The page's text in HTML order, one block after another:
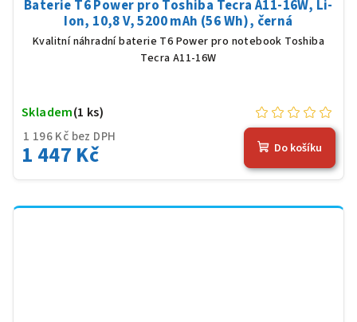
Baterie T6 Power pro Toshiba Tecra A11-16W, Li-
Ion, 10,8 V, 5200 mAh (56 Wh), černá
Kvalitní náhradní baterie T6 Power pro notebook Toshiba
Tecra A11-16W
1 196 Kč bez DPH
1 447 Kč
Skladem(1 ks)
Do košíku